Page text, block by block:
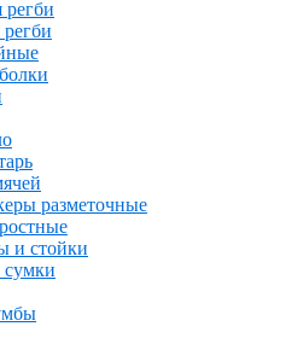
регби
разметочные
и стойки